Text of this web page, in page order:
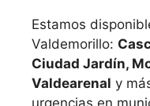
Estamos
Valdemorillo:
Ciudad Jardín,
Valdearenal y
urgencias en